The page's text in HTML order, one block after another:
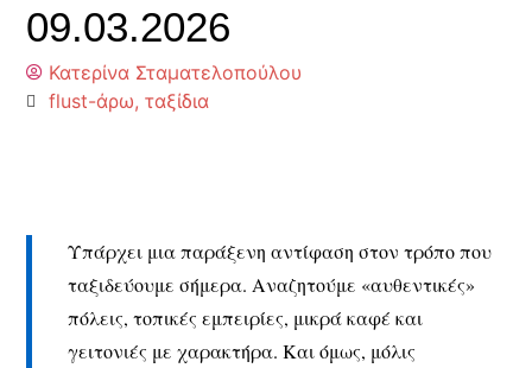
09.03.2026
Κατερίνα Σταματελοπούλου
flust-άρω,ταξίδια
Υπάρχει μια παράξενη αντίφαση στον τρόπο που
ταξιδεύουμε σήμερα. Αναζητούμε «αυθεντικές»
πόλεις, τοπικές εμπειρίες, μικρά καφέ και
γειτονιές με χαρακτήρα. Και όμως, μόλις